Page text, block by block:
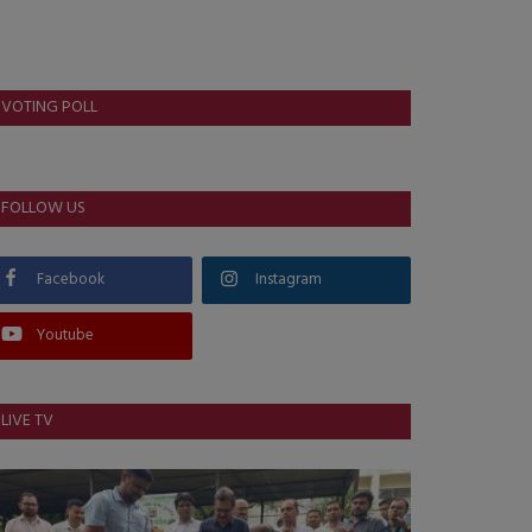
VOTING POLL
FOLLOW US
Facebook Instagram
Youtube
LIVE TV